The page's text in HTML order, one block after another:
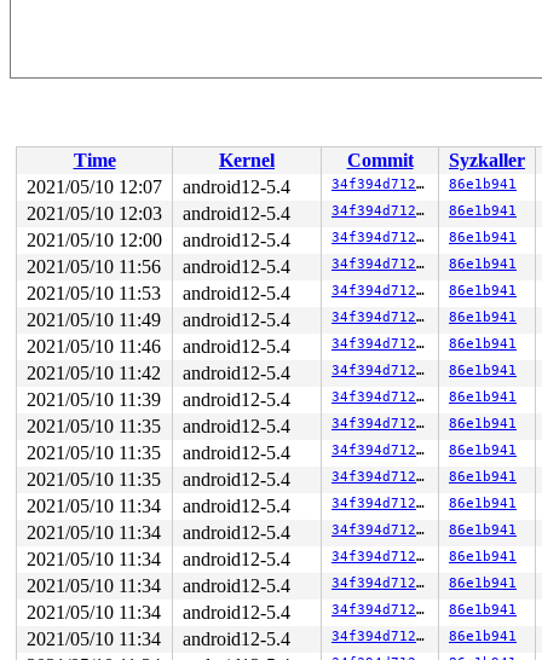
Time Kernel Commit
Syzkaller
2021/05/10 12:07
android12-5.4 34f394d71294 86e1b941
2021/05/10 12:03 android12-5.4 34f394d71294 86e1b941
2021/05/10 12:00 android12-5.4 34f394d71294 86e1b941
2021/05/10 11:56 android12-5.4 34f394d71294 86e1b941
2021/05/10 11:53 android12-5.4 34f394d71294 86e1b941
2021/05/10 11:49 android12-5.4 34f394d71294 86e1b941
2021/05/10 11:46 android12-5.4 34f394d71294 86e1b941
2021/05/10 11:42 android12-5.4 34f394d71294 86e1b941
2021/05/10 11:39 android12-5.4 34f394d71294 86e1b941
2021/05/10 11:35 android12-5.4 34f394d71294 86e1b941
2021/05/10 11:35 android12-5.4 34f394d71294 86e1b941
2021/05/10 11:35 android12-5.4 34f394d71294 86e1b941
2021/05/10 11:34 android12-5.4 34f394d71294 86e1b941
2021/05/10 11:34 android12-5.4 34f394d71294 86e1b941
2021/05/10 11:34 android12-5.4 34f394d71294 86e1b941
2021/05/10 11:34 android12-5.4 34f394d71294 86e1b941
2021/05/10 11:34 android12-5.4 34f394d71294 86e1b941
2021/05/10 11:34 android12-5.4 34f394d71294 86e1b941